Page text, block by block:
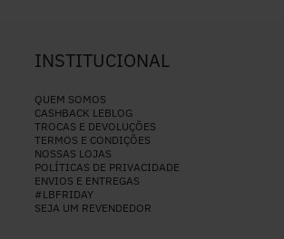
INSTITUCIONAL
QUEM SOMOS
CASHBACK LEBLOG
TROCAS E DEVOLUÇÕES
TERMOS E CONDIÇÕES
NOSSAS LOJAS
POLÍTICAS DE PRIVACIDADE
ENVIOS E ENTREGAS
#LBFRIDAY
SEJA UM REVENDEDOR